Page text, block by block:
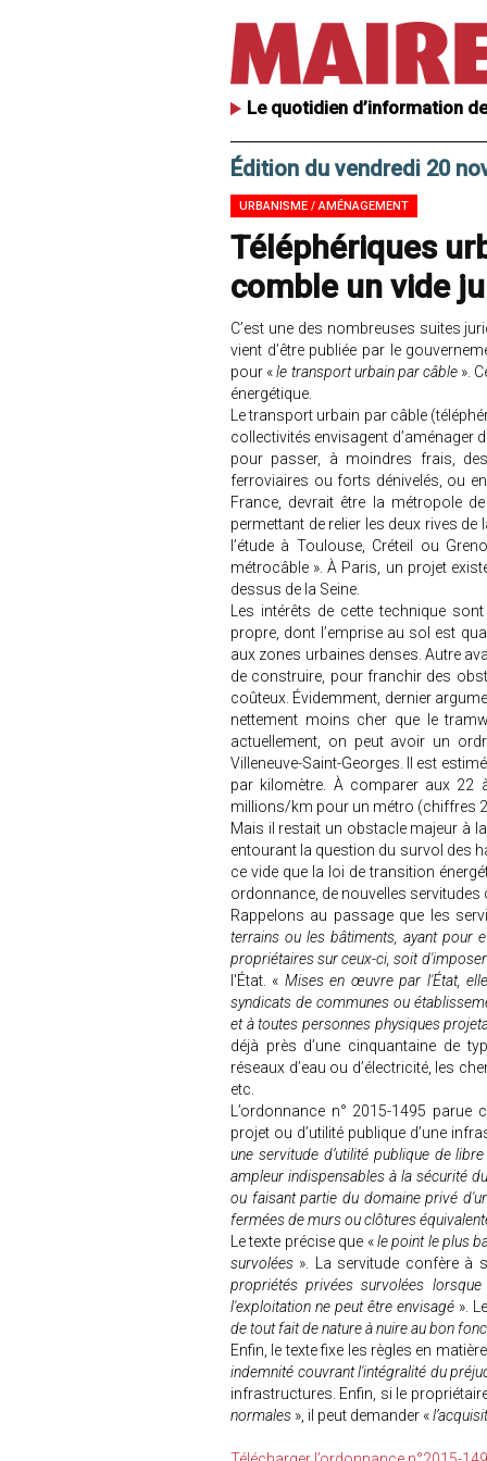
Le quotidien d’information
Édition du vendredi 20
URBANISME / AMÉNAGEMENT
Téléphériques
comble un vide
C’est une des nombreuses suites
vient d’être publiée par le
pour «le transport urbain par câble ».
énergétique.
Le transport urbain par câble
collectivités envisagent d’aménager
pour passer, à moindres frais,
ferroviaires ou forts dénivelés, ou
France, devrait être la métropole
permettant de relier les deux rives
l’étude à Toulouse, Créteil ou
métrocâble ». À Paris, un projet
dessus de la Seine.
Les intérêts de cette technique
propre, dont l’emprise au sol est
aux zones urbaines denses. Autre
de construire, pour franchir des
coûteux. Évidemment, dernier
nettement moins cher que le
actuellement, on peut avoir un
Villeneuve-Saint-Georges. Il est
par kilomètre. À comparer aux
millions/km pour un métro (chiffres
Mais il restait un obstacle majeur à
entourant la question du survol des
ce vide que la loi de transition
ordonnance, de nouvelles servitudes
Rappelons au passage que les
terrains ou les bâtiments, ayant pour
propriétaires sur ceux-ci, soit
l'État. « Mises en œuvre par l'État,
syndicats de communes ou
et à toutes personnes physiques
déjà près d’une cinquantaine de
réseaux d’eau ou d’électricité, les
etc.
L’ordonnance n° 2015-1495
projet ou d’utilité publique d’une
une servitude d’utilité publique de
ampleur indispensables à la sécurité
ou faisant partie du domaine privé
fermées de murs ou clôtures
Le texte précise que «le point le plus
survolées ». La servitude confère à
propriétés privées survolées
l'exploitation ne peut être envisagé ».
de tout fait de nature à nuire au bon
Enfin, le texte fixe les règles en
indemnité couvrant l'intégralité du
infrastructures. Enfin, si le
normales », il peut demander «